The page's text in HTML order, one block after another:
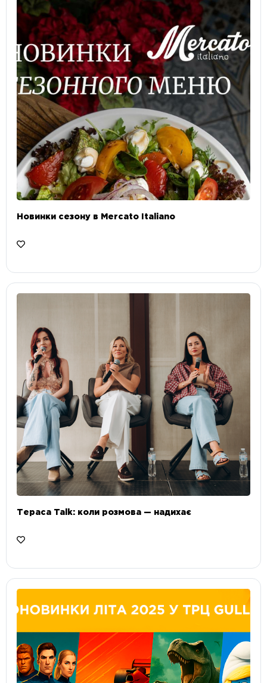
Новинки сезону в Mercato Italiano
Тераса Talk: коли розмова — надихає